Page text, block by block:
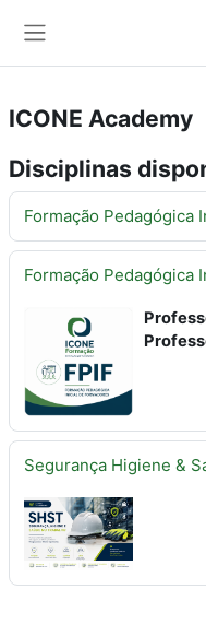
ICONE Academy
Disciplinas
Formação Pedagógica
Formação Pedagógica
Segurança Higiene &